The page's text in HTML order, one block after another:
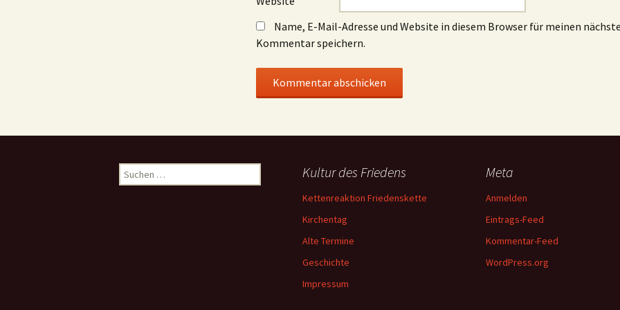
Name, E-Mail-Adresse und Website in diesem Browser für meinen
Kommentar speichern.
Suchen
nach:
Kultur des Friedens
Kettenreaktion Friedenskette
Kirchentag
Alte Termine
Geschichte
Impressum
Meta
Anmelden
Eintrags-Feed
Kommentar-Feed
WordPress.org